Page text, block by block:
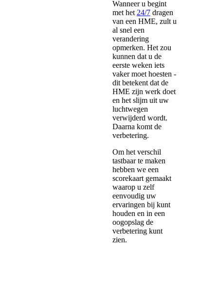
Wanneer u begint
met het 24/7dragen
van een HME, zult u
al snel een
verandering
opmerken. Het zou
kunnen dat u de
eerste weken iets
vaker moet hoesten -
dit betekent dat de
HME zijn werk doet
en het slijm uit uw
luchtwegen
verwijderd wordt.
Daarna komt de
verbetering.
Om het verschil
tastbaar te maken
hebben we een
scorekaart gemaakt
waarop u zelf
eenvoudig uw
ervaringen bij kunt
houden en in een
oogopslag de
verbetering kunt
zien.